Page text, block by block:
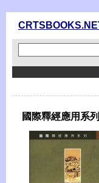
國際釋經應用系